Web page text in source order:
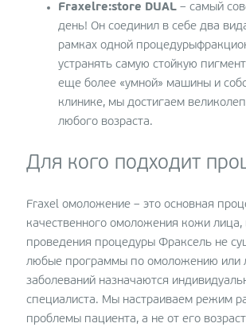
Fraxelre:store DUAL – самый
день! Он соединил в себе два
рамках одной
устранять самую стойкую
еще более «умной» машины и
клинике, мы достигаем
любого возраста.
Для кого подходит
Fraxel омоложение – это основная
качественного омоложения кожи
проведения процедуры Фраксель не
любые программы по омоложению или
заболеваний назначаются
специалиста. Мы настраиваем режим
проблемы пациента, а не от его